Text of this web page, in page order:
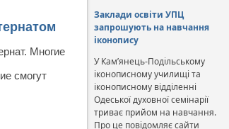
Многие
смогут
Заклади освіти УПЦ
запрошують на навчання
іконопису
У Кам’янець-Подільському
іконописному училищі та
іконописному відділенні
Одеської духовної семінарії
триває прийом на навчання.
Про це повідомляє сайти